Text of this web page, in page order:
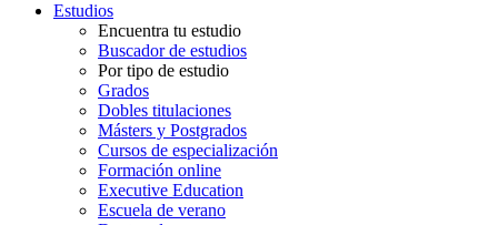
Estudios
Encuentra tu estudio
Buscador de estudios
Por tipo de estudio
Grados
Dobles titulaciones
Másters y Postgrados
Cursos de especialización
Formación online
Executive Education
Escuela de verano